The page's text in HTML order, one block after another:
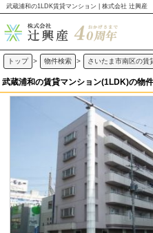
武蔵浦和の1LDK賃貸マンション | 株式会社 辻興産
トップ > 物件検索 > さいたま市南区の賃
武蔵浦和の賃貸マンション(1LDK)の物